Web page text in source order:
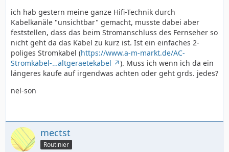
ich hab gestern meine ganze Hifi-Technik durch
Kabelkanäle "unsichtbar" gemacht, musste dabei aber
feststellen, dass das beim Stromanschluss des Fernseher so
nicht geht da das Kabel zu kurz ist. Ist ein einfaches 2-
poliges Stromkabel (https://www.a-m-markt.de/AC-
Stromkabel-…altgeraetekabel
). Muss ich wenn ich da ein
längeres kaufe auf irgendwas achten oder geht grds. jedes?
nel-son
mectst
Routinier